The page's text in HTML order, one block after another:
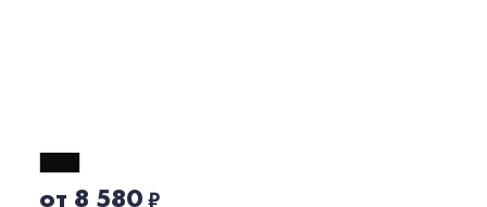
от 8 580₽